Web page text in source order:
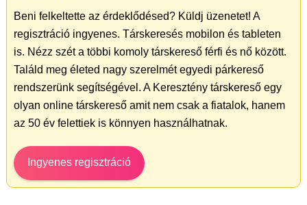
Beni felkeltette az érdeklődésed? Küldj üzenetet! A
regisztráció ingyenes. Társkeresés mobilon és tableten
is. Nézz szét a többi komoly társkereső férfi és nő között.
Találd meg életed nagy szerelmét egyedi párkereső
rendszerünk segítségével. A Keresztény társkereső egy
olyan online társkereső amit nem csak a fiatalok, hanem
az 50 év felettiek is könnyen használhatnak.
Ingyenes regisztráció